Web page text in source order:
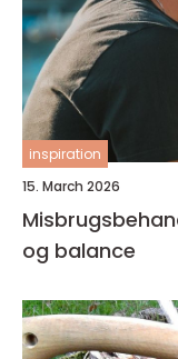
inspiration
15. March 2026
og balance